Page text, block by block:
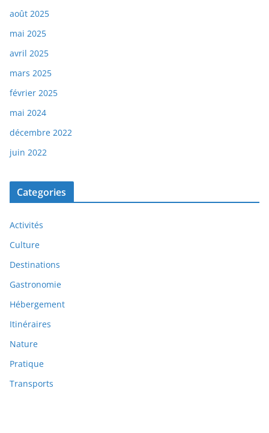
août 2025
mai 2025
avril 2025
mars 2025
février 2025
mai 2024
décembre 2022
juin 2022
Categories
Activités
Culture
Destinations
Gastronomie
Hébergement
Itinéraires
Nature
Pratique
Transports